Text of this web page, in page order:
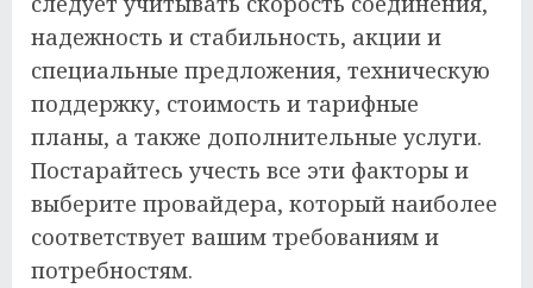
надежность и стабильность, акции и
специальные предложения, техническую
поддержку, стоимость и тарифные
планы, а также дополнительные услуги.
Постарайтесь учесть все эти факторы и
выберите провайдера, который наиболее
соответствует вашим требованиям и
потребностям.